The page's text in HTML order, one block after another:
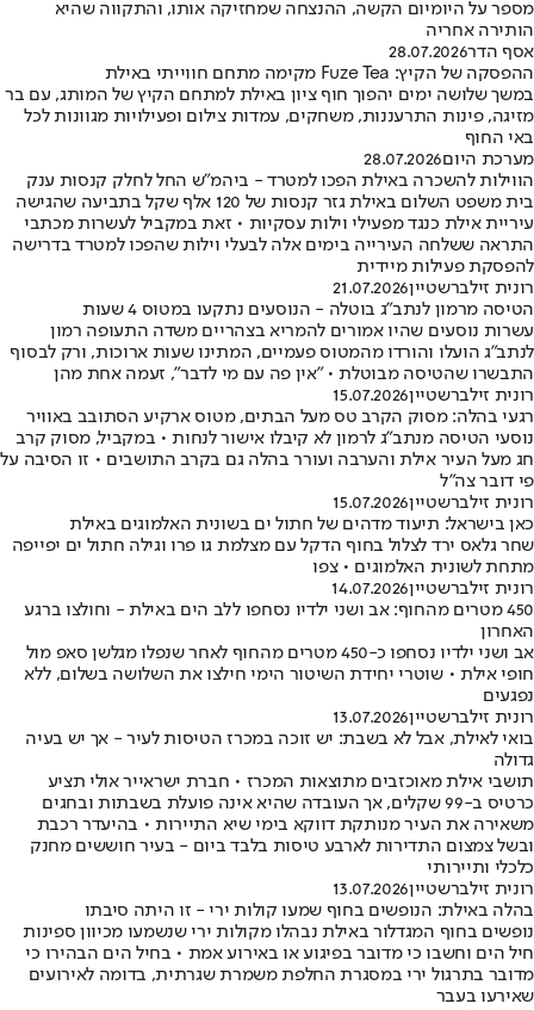
מספר על היומיום הקשה, ההנצחה שמחזיקה אותו, והתקווה שהיא
הותירה אחריה
אסף הדר28.07.2026
ההפסקה של הקיץ: Fuze Tea מקימה מתחם חווייתי באילת
במשך שלושה ימים יהפוך חוף ציון באילת למתחם הקיץ של המותג, עם בר
מזיגה, פינות התרעננות, משחקים, עמדות צילום ופעילויות מגוונות לכל
באי החוף
מערכת היום28.07.2026
הווילות להשכרה באילת הפכו למטרד - ביהמ"ש החל לחלק קנסות ענק
בית משפט השלום באילת גזר קנסות של 120 אלף שקל בתביעה שהגישה
עיריית אילת כנגד מפעילי וילות עסקיות • זאת במקביל לעשרות מכתבי
התראה ששלחה העירייה בימים אלה לבעלי וילות שהפכו למטרד בדרישה
להפסקת פעילות מיידית
רונית זילברשטיין21.07.2026
הטיסה מרמון לנתב"ג בוטלה - הנוסעים נתקעו במטוס 4 שעות
עשרות נוסעים שהיו אמורים להמריא בצהריים משדה התעופה רמון
לנתב"ג הועלו והורדו מהמטוס פעמיים, המתינו שעות ארוכות, ורק לבסוף
התבשרו שהטיסה מבוטלת • "אין פה עם מי לדבר", זעמה אחת מהן
רונית זילברשטיין15.07.2026
רגעי בהלה: מסוק הקרב טס מעל הבתים, מטוס ארקיע הסתובב באוויר
נוסעי הטיסה מנתב"ג לרמון לא קיבלו אישור לנחות • במקביל, מסוק קרב
חג מעל העיר אילת והערבה ועורר בהלה גם בקרב התושבים • זו הסיבה על
פי דובר צה"ל
רונית זילברשטיין15.07.2026
כאן בישראל: תיעוד מדהים של חתול ים בשונית האלמוגים באילת
שחר גלאס ירד לצלול בחוף הדקל עם מצלמת גו פרו וגילה חתול ים יפייפה
מתחת לשונית האלמוגים • צפו
רונית זילברשטיין14.07.2026
450 מטרים מהחוף: אב ושני ילדיו נסחפו ללב הים באילת - וחולצו ברגע
האחרון
אב ושני ילדיו נסחפו כ-450 מטרים מהחוף לאחר שנפלו מגלשן סאפ מול
חופי אילת • שוטרי יחידת השיטור הימי חילצו את השלושה בשלום, ללא
נפגעים
רונית זילברשטיין13.07.2026
בואי לאילת, אבל לא בשבת: יש זוכה במכרז הטיסות לעיר - אך יש בעיה
גדולה
תושבי אילת מאוכזבים מתוצאות המכרז • חברת ישראייר אולי תציע
כרטיס ב-99 שקלים, אך העובדה שהיא אינה פועלת בשבתות ובחגים
משאירה את העיר מנותקת דווקא בימי שיא התיירות • בהיעדר רכבת
ובשל צמצום התדירות לארבע טיסות בלבד ביום - בעיר חוששים מחנק
כלכלי ותיירותי
רונית זילברשטיין13.07.2026
בהלה באילת: הנופשים בחוף שמעו קולות ירי - זו היתה סיבתו
נופשים בחוף המגדלור באילת נבהלו מקולות ירי שנשמעו מכיוון ספינות
חיל הים וחשבו כי מדובר בפיגוע או באירוע אמת • בחיל הים הבהירו כי
מדובר בתרגול ירי במסגרת החלפת משמרת שגרתית, בדומה לאירועים
שאירעו בעבר